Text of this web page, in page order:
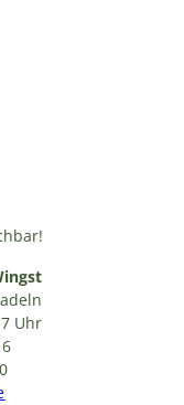
Uhr